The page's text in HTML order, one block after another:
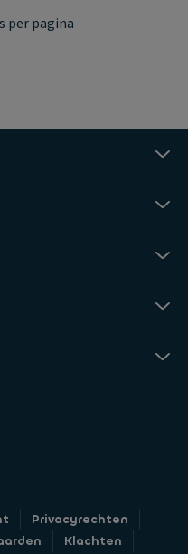
per pagina
Privacyrechten
Klachten